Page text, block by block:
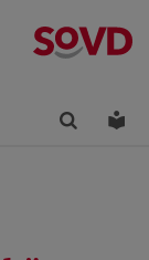
Finden